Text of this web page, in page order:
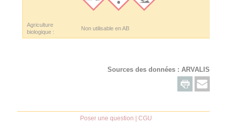
Agriculture
biologique :
Non utilisable en AB
Sources des données : ARVALIS
Poser une question | CGU